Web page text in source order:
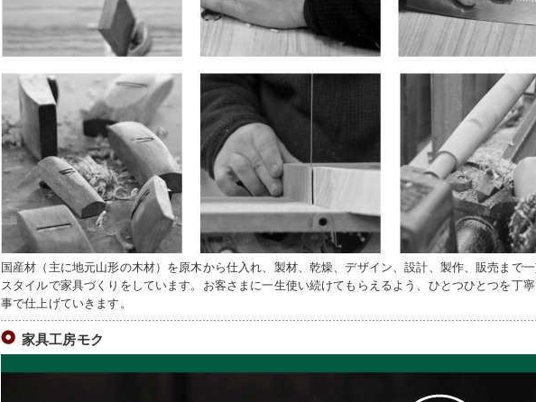
国産材（主に地元山形の木材）を原木から仕入れ、製材、乾燥、デザイン、設計、製作、販売まで
スタイルで家具づくりをしています。お客さまに一生使い続けてもらえるよう、ひとつひとつを丁
事で仕上げていきます。
家具工房モク